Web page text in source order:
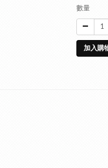
數量
加入購